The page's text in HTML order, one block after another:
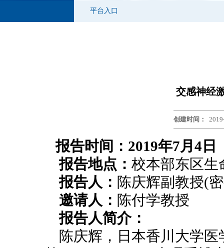
平台入口
交感神经
创建时间：
报告时间： 2019年7月4日
报告地点： 校本部东区生
报告人： 陈庆辉副教授(
邀请人： 陈付学教授
报告人简介：
陈庆辉，日本香川大学